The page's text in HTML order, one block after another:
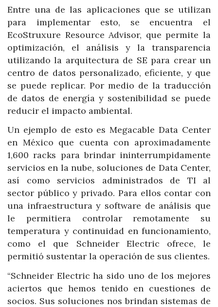
Entre una de las aplicaciones que se utilizan
para implementar esto, se encuentra el
EcoStruxure Resource Advisor, que permite la
optimización, el análisis y la transparencia
utilizando la arquitectura de SE para crear un
centro de datos personalizado, eficiente, y que
se puede replicar. Por medio de la traducción
de datos de energía y sostenibilidad se puede
reducir el impacto ambiental.
Un ejemplo de esto es Megacable Data Center
en México que cuenta con aproximadamente
1,600 racks para brindar ininterrumpidamente
servicios en la nube, soluciones de Data Center,
así como servicios administrados de TI al
sector público y privado. Para ellos contar con
una infraestructura y software de análisis que
le permitiera controlar remotamente su
temperatura y continuidad en funcionamiento,
como el que Schneider Electric ofrece, le
permitió sustentar la operación de sus clientes.
“Schneider Electric ha sido uno de los mejores
aciertos que hemos tenido en cuestiones de
socios. Sus soluciones nos brindan sistemas de